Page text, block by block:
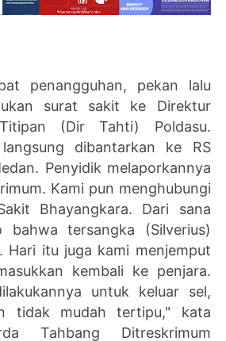
penangguhan, pekan lalu
surat sakit ke Direktur
(Dir Tahti) Poldasu.
dibantarkan ke RS
Penyidik melaporkannya
Kami pun menghubungi
Bhayangkara. Dari sana
tersangka (Silverius)
Hari itu juga kami menjemput
kembali ke penjara.
untuk keluar sel,
tidak mudah tertipu," kata
Tahbang Ditreskrimum